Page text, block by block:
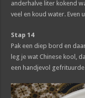
anderhalve liter kokend
veel en koud water. Even
Stap 14
Pak een diep bord en
leg je wat Chinese kool,
een handjevol